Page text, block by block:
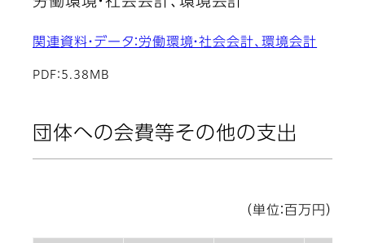
関連資料・データ：労働環境・社会会計、環境会計
PDF：5.38MB
団体への会費等その他の支出
（単位：百万円）